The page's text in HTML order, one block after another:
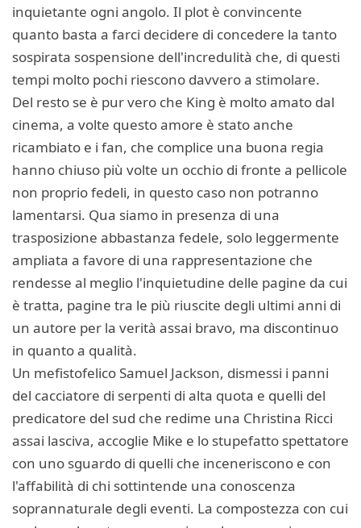
inquietante ogni angolo. Il plot è convincente
quanto basta a farci decidere di concedere la tanto
sospirata sospensione dell'incredulità che, di questi
tempi molto pochi riescono davvero a stimolare.
Del resto se è pur vero che King è molto amato dal
cinema, a volte questo amore è stato anche
ricambiato e i fan, che complice una buona regia
hanno chiuso più volte un occhio di fronte a pellicole
non proprio fedeli, in questo caso non potranno
lamentarsi. Qua siamo in presenza di una
trasposizione abbastanza fedele, solo leggermente
ampliata a favore di una rappresentazione che
rendesse al meglio l'inquietudine delle pagine da cui
è tratta, pagine tra le più riuscite degli ultimi anni di
un autore per la verità assai bravo, ma discontinuo
in quanto a qualità.
Un mefistofelico Samuel Jackson, dismessi i panni
del cacciatore di serpenti di alta quota e quelli del
predicatore del sud che redime una Christina Ricci
assai lasciva, accoglie Mike e lo stupefatto spettatore
con uno sguardo di quelli che inceneriscono e con
l'affabilità di chi sottintende una conoscenza
soprannaturale degli eventi. La compostezza con cui